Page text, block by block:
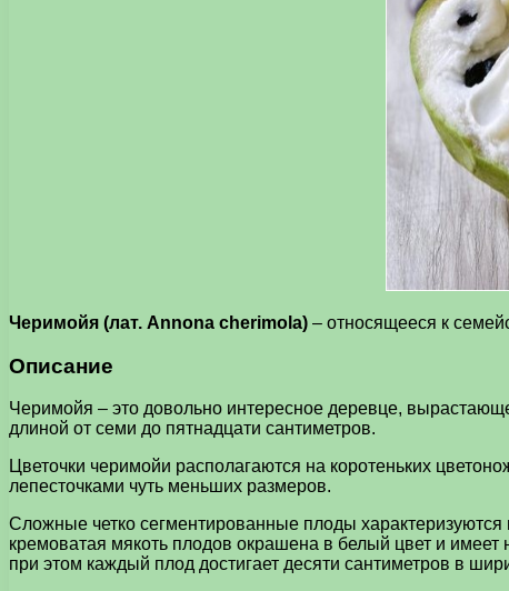
Черимойя (лат. Annona cherimola) – относящееся к
Описание
Черимойя – это довольно интересное деревце,
длиной от семи до пятнадцати сантиметров.
Цветочки черимойи располагаются на коротеньких
лепесточками чуть меньших размеров.
Сложные четко сегментированные плоды
кремоватая мякоть плодов окрашена в белый цвет и
при этом каждый плод достигает десяти сантиметров в